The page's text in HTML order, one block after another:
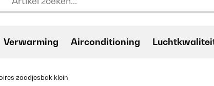
Verwarming Airconditioning
zaadjesbak klein